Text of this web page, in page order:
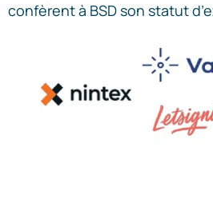
confèrent à BSD son statut